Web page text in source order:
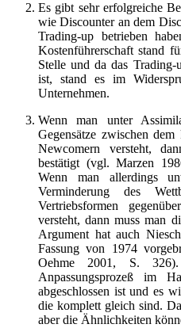
Es gibt sehr erfolgreiche
wie Discounter an dem
Trading-up betrieben
Kostenführerschaft stand
Stelle und da das Trading-
ist, stand es im
Unternehmen.
Wenn man unter
Gegensätze zwischen
Newcomern versteht,
bestätigt (vgl. Marzen
Wenn man allerdings
Verminderung des
Vertriebsformen
versteht, dann muss man
Argument hat auch
Fassung von 1974
Oehme 2001, S.
Anpassungsprozeß im
abgeschlossen ist und es
die komplett gleich sind.
aber die Ähnlichkeiten